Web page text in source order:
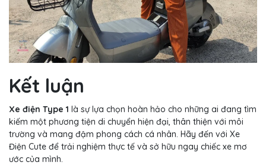
Kết luận
Xe điện Type 1 là sự lựa chọn hoàn hảo cho những ai đang tìm
kiếm một phương tiện di chuyển hiện đại, thân thiện với môi
trường và mang đậm phong cách cá nhân. Hãy đến với Xe
Điện Cute để trải nghiệm thực tế và sở hữu ngay chiếc xe mơ
ước của mình.